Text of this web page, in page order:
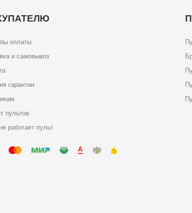
оплаты
и самовывоз
гарантии
пультов
работает пульт